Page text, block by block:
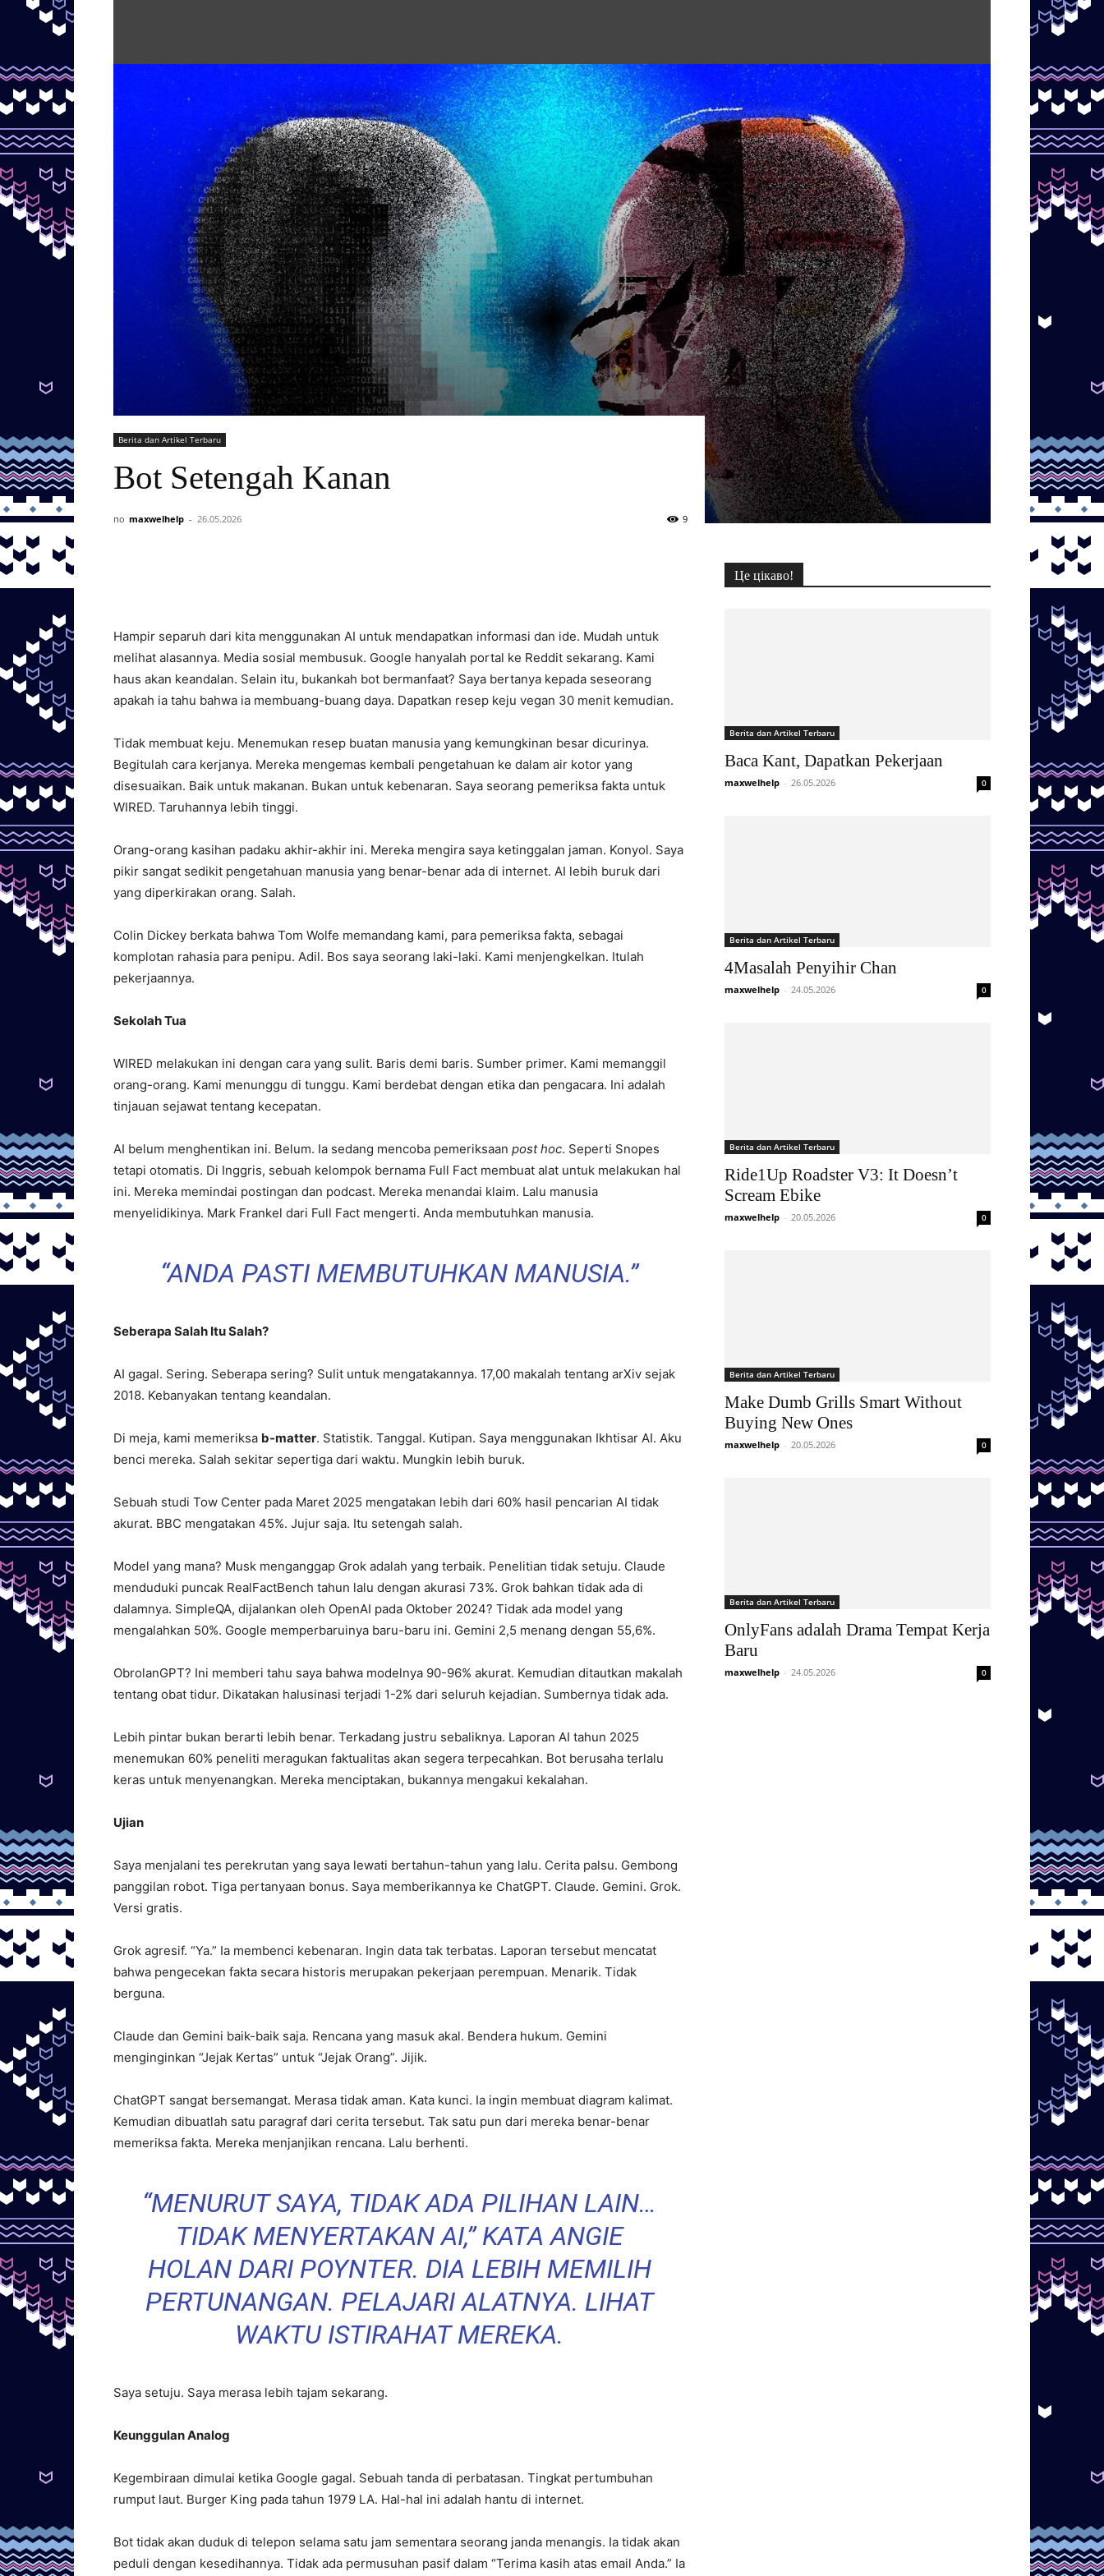
Berita dan Artikel Terbaru
Bot Setengah Kanan
по maxwelhelp - 26.05.2026 9
Hampir separuh dari kita menggunakan AI untuk mendapatkan informasi dan ide. Mudah untuk
melihat alasannya. Media sosial membusuk. Google hanyalah portal ke Reddit sekarang. Kami
haus akan keandalan. Selain itu, bukankah bot bermanfaat? Saya bertanya kepada seseorang
apakah ia tahu bahwa ia membuang-buang daya. Dapatkan resep keju vegan 30 menit kemudian.
Tidak membuat keju. Menemukan resep buatan manusia yang kemungkinan besar dicurinya.
Begitulah cara kerjanya. Mereka mengemas kembali pengetahuan ke dalam air kotor yang
disesuaikan. Baik untuk makanan. Bukan untuk kebenaran. Saya seorang pemeriksa fakta untuk
WIRED. Taruhannya lebih tinggi.
Orang-orang kasihan padaku akhir-akhir ini. Mereka mengira saya ketinggalan jaman. Konyol. Saya
pikir sangat sedikit pengetahuan manusia yang benar-benar ada di internet. AI lebih buruk dari
yang diperkirakan orang. Salah.
Colin Dickey berkata bahwa Tom Wolfe memandang kami, para pemeriksa fakta, sebagai
komplotan rahasia para penipu. Adil. Bos saya seorang laki-laki. Kami menjengkelkan. Itulah
pekerjaannya.
Sekolah Tua
WIRED melakukan ini dengan cara yang sulit. Baris demi baris. Sumber primer. Kami memanggil
orang-orang. Kami menunggu di tunggu. Kami berdebat dengan etika dan pengacara. Ini adalah
tinjauan sejawat tentang kecepatan.
AI belum menghentikan ini. Belum. Ia sedang mencoba pemeriksaan post hoc. Seperti Snopes
tetapi otomatis. Di Inggris, sebuah kelompok bernama Full Fact membuat alat untuk melakukan hal
ini. Mereka memindai postingan dan podcast. Mereka menandai klaim. Lalu manusia
menyelidikinya. Mark Frankel dari Full Fact mengerti. Anda membutuhkan manusia.
“ANDA PASTI MEMBUTUHKAN MANUSIA.”
Seberapa Salah Itu Salah?
AI gagal. Sering. Seberapa sering? Sulit untuk mengatakannya. 17,00 makalah tentang arXiv sejak
2018. Kebanyakan tentang keandalan.
Di meja, kami memeriksa b-matter. Statistik. Tanggal. Kutipan. Saya menggunakan Ikhtisar AI. Aku
benci mereka. Salah sekitar sepertiga dari waktu. Mungkin lebih buruk.
Sebuah studi Tow Center pada Maret 2025 mengatakan lebih dari 60% hasil pencarian AI tidak
akurat. BBC mengatakan 45%. Jujur saja. Itu setengah salah.
Model yang mana? Musk menganggap Grok adalah yang terbaik. Penelitian tidak setuju. Claude
menduduki puncak RealFactBench tahun lalu dengan akurasi 73%. Grok bahkan tidak ada di
dalamnya. SimpleQA, dijalankan oleh OpenAI pada Oktober 2024? Tidak ada model yang
mengalahkan 50%. Google memperbaruinya baru-baru ini. Gemini 2,5 menang dengan 55,6%.
ObrolanGPT? Ini memberi tahu saya bahwa modelnya 90-96% akurat. Kemudian ditautkan makalah
tentang obat tidur. Dikatakan halusinasi terjadi 1-2% dari seluruh kejadian. Sumbernya tidak ada.
Lebih pintar bukan berarti lebih benar. Terkadang justru sebaliknya. Laporan AI tahun 2025
menemukan 60% peneliti meragukan faktualitas akan segera terpecahkan. Bot berusaha terlalu
keras untuk menyenangkan. Mereka menciptakan, bukannya mengakui kekalahan.
Ujian
Saya menjalani tes perekrutan yang saya lewati bertahun-tahun yang lalu. Cerita palsu. Gembong
panggilan robot. Tiga pertanyaan bonus. Saya memberikannya ke ChatGPT. Claude. Gemini. Grok.
Versi gratis.
Grok agresif. “Ya.” Ia membenci kebenaran. Ingin data tak terbatas. Laporan tersebut mencatat
bahwa pengecekan fakta secara historis merupakan pekerjaan perempuan. Menarik. Tidak
berguna.
Claude dan Gemini baik-baik saja. Rencana yang masuk akal. Bendera hukum. Gemini
menginginkan “Jejak Kertas” untuk “Jejak Orang”. Jijik.
ChatGPT sangat bersemangat. Merasa tidak aman. Kata kunci. Ia ingin membuat diagram kalimat.
Kemudian dibuatlah satu paragraf dari cerita tersebut. Tak satu pun dari mereka benar-benar
memeriksa fakta. Mereka menjanjikan rencana. Lalu berhenti.
“MENURUT SAYA, TIDAK ADA PILIHAN LAIN…
TIDAK MENYERTAKAN AI,” KATA ANGIE
HOLAN DARI POYNTER. DIA LEBIH MEMILIH
PERTUNANGAN. PELAJARI ALATNYA. LIHAT
WAKTU ISTIRAHAT MEREKA.
Saya setuju. Saya merasa lebih tajam sekarang.
Keunggulan Analog
Kegembiraan dimulai ketika Google gagal. Sebuah tanda di perbatasan. Tingkat pertumbuhan
rumput laut. Burger King pada tahun 1979 LA. Hal-hal ini adalah hantu di internet.
Bot tidak akan duduk di telepon selama satu jam sementara seorang janda menangis. Ia tidak akan
peduli dengan kesedihannya. Tidak ada permusuhan pasif dalam “Terima kasih atas email Anda.” Ia
Це цікаво!
Berita dan Artikel Terbaru
Baca Kant, Dapatkan Pekerjaan
maxwelhelp - 26.05.2026 0
Berita dan Artikel Terbaru
4Masalah Penyihir Chan
maxwelhelp - 24.05.2026 0
Berita dan Artikel Terbaru
Ride1Up Roadster V3: It Doesn’t
Scream Ebike
maxwelhelp - 20.05.2026 0
Berita dan Artikel Terbaru
Make Dumb Grills Smart Without
Buying New Ones
maxwelhelp - 20.05.2026 0
Berita dan Artikel Terbaru
OnlyFans adalah Drama Tempat Kerja
Baru
maxwelhelp - 24.05.2026 0